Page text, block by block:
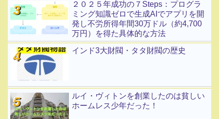
２０２５年成功の７Steps：プログラ
ミング知識ゼロで生成AIでアプリを開
発し不労所得年間30万ドル（約4,700
万円）を得た具体的な方法
インド3大財閥・タタ財閥の歴史
ルイ・ヴィトンを創業したのは貧しい
ホームレス少年だった！